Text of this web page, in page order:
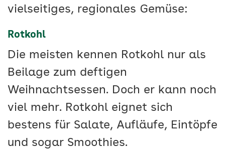
vielseitiges, regionales Gemüse:
Rotkohl
Die meisten kennen Rotkohl nur als
Beilage zum deftigen
Weihnachtsessen. Doch er kann noch
viel mehr. Rotkohl eignet sich
bestens für Salate, Aufläufe, Eintöpfe
und sogar Smoothies.